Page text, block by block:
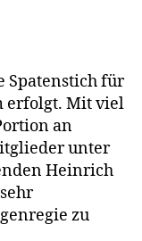
Spatenstich für
erfolgt. Mit viel
an
unter
Heinrich
zu